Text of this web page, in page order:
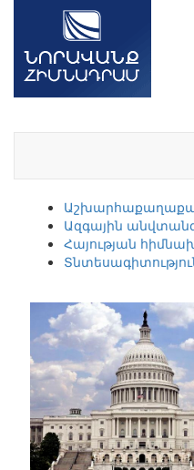
Ազգային
Հայության